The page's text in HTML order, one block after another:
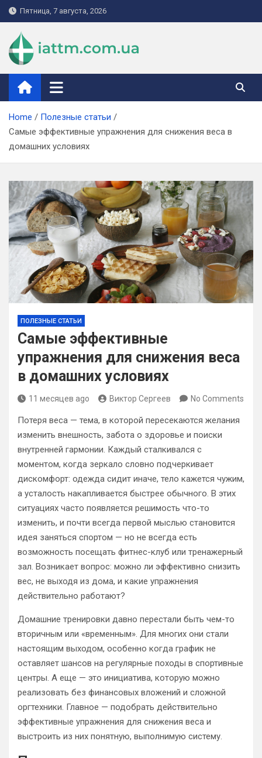
Skip
to
content
Пятница, 7 августа, 2026
iattm.com.ua
Home
Полезные статьи
Самые эффективные упражнения для снижения веса в
домашних условиях
ПОЛЕЗНЫЕ СТАТЬИ
Самые эффективные
упражнения для снижения веса
в домашних условиях
11 месяцев ago Виктор Сергеев No Comments
Потеря веса — тема, в которой пересекаются желания
изменить внешность, забота о здоровье и поиски
внутренней гармонии. Каждый сталкивался с
моментом, когда зеркало словно подчеркивает
дискомфорт: одежда сидит иначе, тело кажется чужим,
а усталость накапливается быстрее обычного. В этих
ситуациях часто появляется решимость что-то
изменить, и почти всегда первой мыслью становится
идея заняться спортом — но не всегда есть
возможность посещать фитнес-клуб или тренажерный
зал. Возникает вопрос: можно ли эффективно снизить
вес, не выходя из дома, и какие упражнения
действительно работают?
Домашние тренировки давно перестали быть чем-то
вторичным или «временным». Для многих они стали
настоящим выходом, особенно когда график не
оставляет шансов на регулярные походы в спортивные
центры. А еще — это инициатива, которую можно
реализовать без финансовых вложений и сложной
оргтехники. Главное — подобрать действительно
эффективные упражнения для снижения веса и
выстроить из них понятную, выполнимую систему.